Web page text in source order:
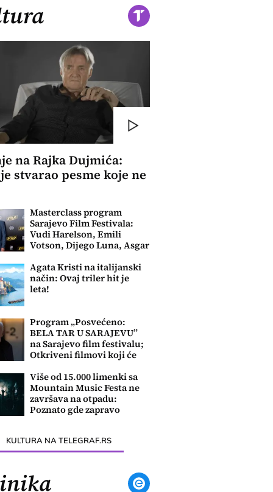
na Rajka Dujmića:
stvarao pesme koje ne
Masterclass program
Sarajevo Film Festivala:
Vudi Harelson, Emili
Votson, Dijego Luna, Asgar
Agata Kristi na italijanski
način: Ovaj triler hit je
leta!
Program „Posvećeno:
BELA TAR U SARAJEVU”
na Sarajevo film festivalu;
Otkriveni filmovi koji će
Više od 15.000 limenki sa
Mountain Music Festa ne
završava na otpadu:
Poznato gde zapravo
KULTURA NA TELEGRAF.RS